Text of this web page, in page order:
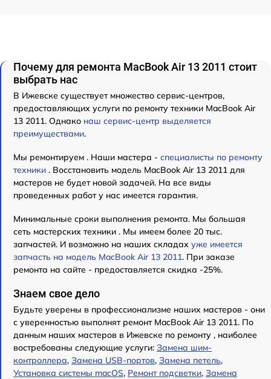
Почему для ремонта MacBook Air 13 2011 стоит
выбрать нас
В Ижевске существует множество сервис-центров,
предоставляющих услуги по ремонту техники MacBook Air
13 2011. Однако наш сервис-центр выделяется
преимуществами.
Мы ремонтируем . Наши мастера - специалисты по ремонту
техники . Восстановить модель MacBook Air 13 2011 для
мастеров не будет новой задачей. На все виды
проведенных работ у нас имеется гарантия.
Минимальные сроки выполнения ремонта. Мы большая
сеть мастерских техники . Мы имеем более 20 тыс.
запчастей. И возможно на наших складах уже имеется
запчасть на модель MacBook Air 13 2011. При заказе
ремонта на сайте - предоставляется скидка -25%.
Знаем свое дело
Будьте уверены в профессионализме наших мастеров - они
с уверенностью выполнят ремонт MacBook Air 13 2011. По
данным наших мастеров в Ижевске по ремонту , наиболее
востребованы следующие услуги: Замена шим-
контроллера, Замена USB-портов, Замена петель,
Установка системы macOS, Ремонт подсветки, Замена